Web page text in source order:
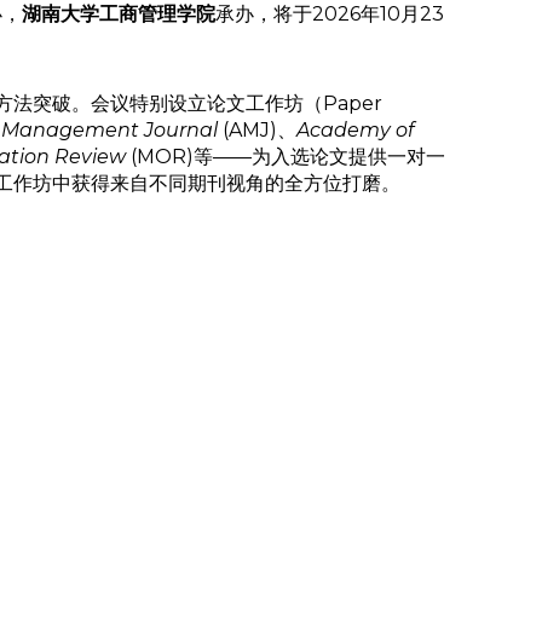
湖南大学工商管理学院承办，将于2026年10月23
法突破。会议特别设立论文工作坊（Paper
Journal(AMJ)、Academy of
Review (MOR)等——为入选论文提供一对一
坊中获得来自不同期刊视角的全方位打磨。